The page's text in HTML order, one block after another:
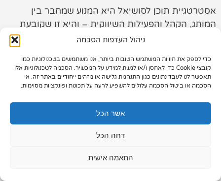
ניהול העדפות הסכמה
כדי לספק את חוויות המשתמש הטובות ביותר, אנו משתמשים בטכנולוגיות כמו
קובצי Cookie כדי לאחסן ו/או לגשת למידע על המכשיר. הסכמה לטכנולוגיות אלו
תאפשר לנו לעבד נתונים כגון התנהגות גלישה או מזהים ייחודיים באתר זה. אי
הסכמה או ביטול הסכמה עלולים להשפיע לרעה על תכונות ופונקציות מסוימות.
אשר הכל
דחה הכל
התאמה אישית
073-7028000
הפלד 7, חולון
info@extra.co.il
אסטרטגיית תוכן לסושיאל היא המנוע שמחבר בין
המותג, הקהל והפעילות השיווקית – והיא זו שקובעת
האם התוכן יעבוד בשביל העסק או רק “ימלא את הפיד”.